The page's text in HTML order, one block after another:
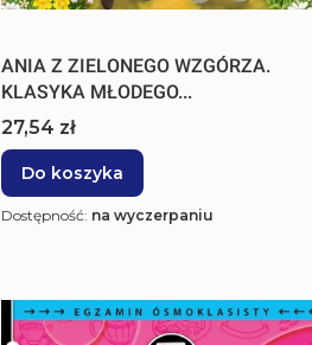
ANIA Z ZIELONEGO WZGÓRZA.
KLASYKA MŁODEGO...
Cena
27,54 zł
Do koszyka
Dostępność: na wyczerpaniu